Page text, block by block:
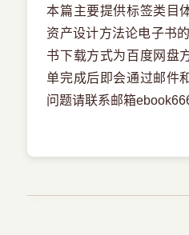
本篇主要提供标签类目
资产设计方法论电子书
书下载方式为百度网盘
单完成后即会通过邮件
问题请联系邮箱